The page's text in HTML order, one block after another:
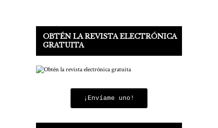
OBTÉN LA REVISTA ELECTRÓNICA
GRATUITA
¡Envíame uno!